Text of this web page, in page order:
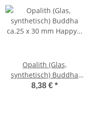
Opalith (Glas,
synthetisch) Buddha
ca.25 x 30 mm Happy
8,38 € *